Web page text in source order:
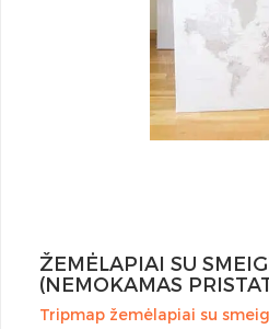
ŽEMĖLAPIAI SU
(NEMOKAMAS
Tripmap žemėlapiai su